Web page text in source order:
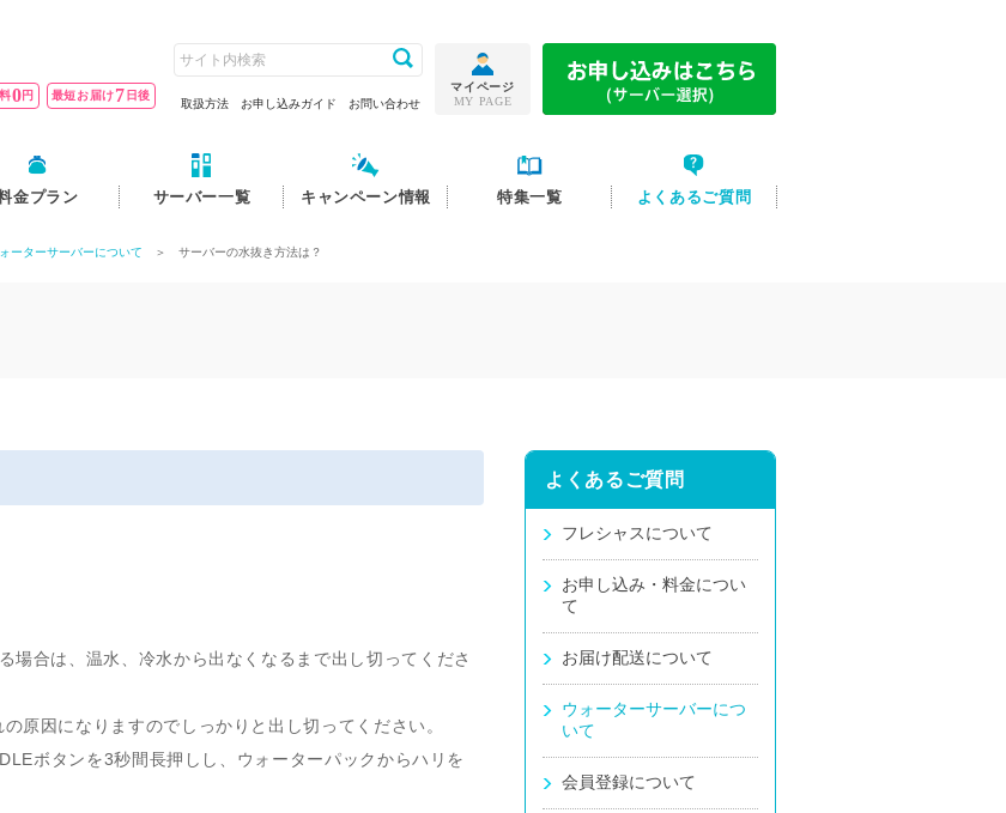
0円 最短お届け7 日後
取扱方法 お申し込みガイド お問い合わせ
マイページ
MY PAGE
金プラン サーバー一覧 キャンペーン情報 特集一覧 よくあるご質問
ーターサーバーについて ＞ サーバーの水抜き方法は？
場合は、温水、冷水から出なくなるまで出し切ってくださ
原因になりますのでしっかりと出し切ってください。
ボタンを3秒間長押しし、ウォーターパックからハリを
よくあるご質問
フレシャスについて
お申し込み・料金につい
て
お届け配送について
ウォーターサーバーにつ
いて
会員登録について